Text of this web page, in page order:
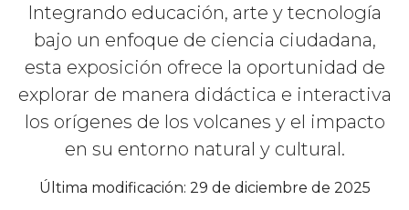
Integrando educación, arte y tecnología
bajo un enfoque de ciencia ciudadana,
esta exposición ofrece la oportunidad de
explorar de manera didáctica e interactiva
los orígenes de los volcanes y el impacto
en su entorno natural y cultural.
Última modificación: 29 de diciembre de 2025